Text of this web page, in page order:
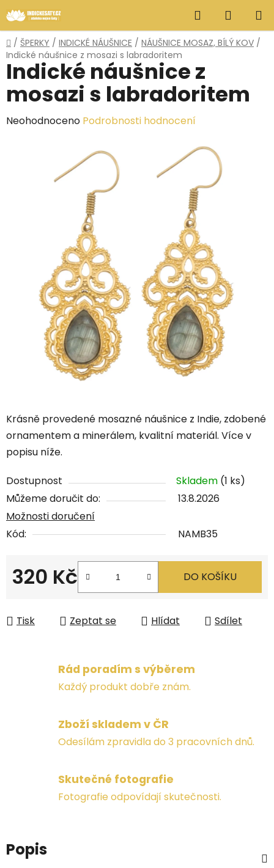
na
obsah
Hledat
KOŠÍK
Domů
/ ŠPERKY / INDICKÉ NÁUŠNICE / NÁUŠNICE MOSAZ, BÍLÝ KOV /
Indické náušnice z mosazi s labradoritem
Krásně provedené mosazné náušnice z Indie, zdobené
ornamentem a minerálem, kvalitní materiál. Více v
popisu níže.
Dostupnost Skladem (1 ks)
Můžeme doručit do:
13.8.2026
Možnosti doručení
Kód:
NAMB35
320 Kč DO KOŠÍKU
Tisk Zeptat se Hlídat Sdílet
Indické náušnice z
mosazi s labradoritem
Průměrné
Neohodnoceno Podrobnosti hodnocení
Rád poradím s výběrem
Každý produkt dobře znám.
Zboží skladem v ČR
Odesílám zpravidla do 3 pracovních dnů.
Skutečné fotografie
Fotografie odpovídají skutečnosti.
Popis